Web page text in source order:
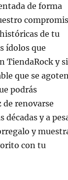
de forma
de tu
ídolos que
TiendaRock y si
que se
podrás
de renovarse
y a
y
con tu